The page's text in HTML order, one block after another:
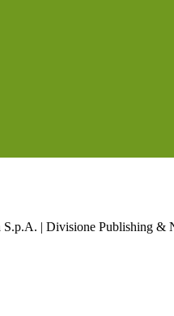
S.p.A. | Divisione Publishing &